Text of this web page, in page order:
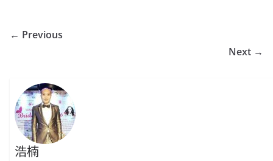
← Previous
Next →
浩楠